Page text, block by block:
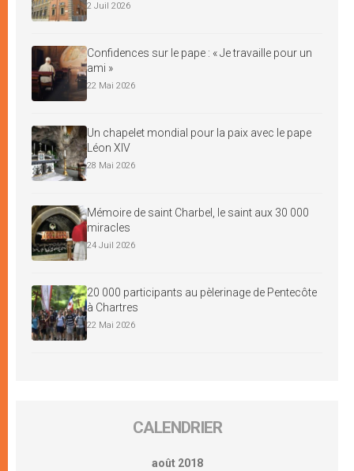
2 Juil 2026
Confidences sur le pape : « Je travaille pour un
ami »
22 Mai 2026
Un chapelet mondial pour la paix avec le pape
Léon XIV
28 Mai 2026
Mémoire de saint Charbel, le saint aux 30 000
miracles
24 Juil 2026
20 000 participants au pèlerinage de Pentecôte
à Chartres
22 Mai 2026
CALENDRIER
août 2018